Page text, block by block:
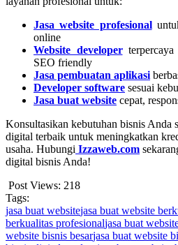
Jasa website profesional
online
Website developerterpercaya
SEO friendly
Jasa pembuatan aplikasi
Developer software sesuai
Jasa buat website cepat,
Konsultasikan kebutuhan bisnis Anda
digital terbaik untuk meningkatkan
usaha. Hubungi Izzaweb.com
digital bisnis Anda!
Post Views: 218
Tags:
jasa buat websitejasa buat website
berkualitas profesionaljasa buat
website bisnis besarjasa buat website